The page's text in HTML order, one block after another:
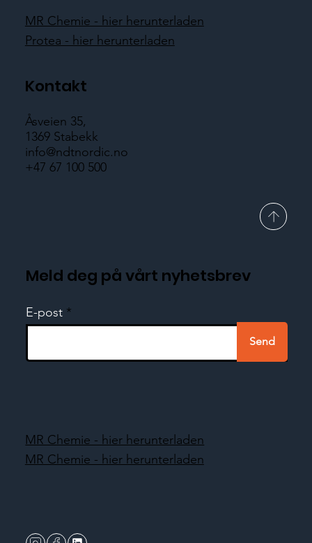
MR Chemie - hier herunterladen
Protea - hier herunterladen
Kontakt
Åsveien 35,
1369 Stabekk
info@ndtnordic.no
+47 67 100 500
Meld deg på vårt nyhetsbrev
E-post
Send
MR Chemie - hier herunterladen
MR Chemie - hier herunterladen